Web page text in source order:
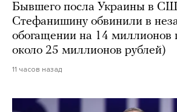
Бывшего посла Украины в
Стефанишину обвинили в
обогащении на 14 миллионов
около 25 миллионов рублей)
11 часов назад